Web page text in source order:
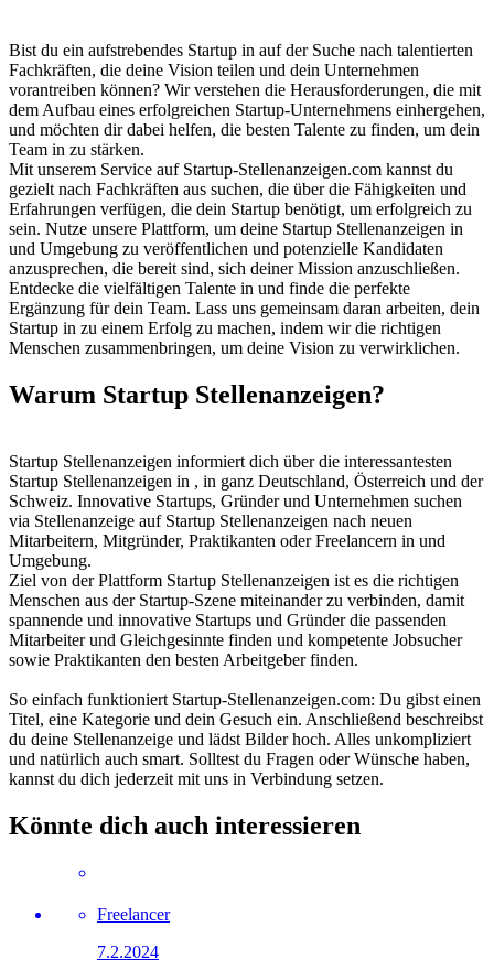
Bist du ein aufstrebendes Startup in auf der Suche nach talentierten
Fachkräften, die deine Vision teilen und dein Unternehmen
vorantreiben können? Wir verstehen die Herausforderungen, die mit
dem Aufbau eines erfolgreichen Startup-Unternehmens einhergehen,
und möchten dir dabei helfen, die besten Talente zu finden, um dein
Team in zu stärken.
Mit unserem Service auf Startup-Stellenanzeigen.com kannst du
gezielt nach Fachkräften aus suchen, die über die Fähigkeiten und
Erfahrungen verfügen, die dein Startup benötigt, um erfolgreich zu
sein. Nutze unsere Plattform, um deine Startup Stellenanzeigen in
und Umgebung zu veröffentlichen und potenzielle Kandidaten
anzusprechen, die bereit sind, sich deiner Mission anzuschließen.
Entdecke die vielfältigen Talente in und finde die perfekte
Ergänzung für dein Team. Lass uns gemeinsam daran arbeiten, dein
Startup in zu einem Erfolg zu machen, indem wir die richtigen
Menschen zusammenbringen, um deine Vision zu verwirklichen.
Warum Startup Stellenanzeigen?
Startup Stellenanzeigen informiert dich über die interessantesten
Startup Stellenanzeigen in , in ganz Deutschland, Österreich und der
Schweiz. Innovative Startups, Gründer und Unternehmen suchen
via Stellenanzeige auf Startup Stellenanzeigen nach neuen
Mitarbeitern, Mitgründer, Praktikanten oder Freelancern in und
Umgebung.
Ziel von der Plattform Startup Stellenanzeigen ist es die richtigen
Menschen aus der Startup-Szene miteinander zu verbinden, damit
spannende und innovative Startups und Gründer die passenden
Mitarbeiter und Gleichgesinnte finden und kompetente Jobsucher
sowie Praktikanten den besten Arbeitgeber finden.
So einfach funktioniert Startup-Stellenanzeigen.com: Du gibst einen
Titel, eine Kategorie und dein Gesuch ein. Anschließend beschreibst
du deine Stellenanzeige und lädst Bilder hoch. Alles unkompliziert
und natürlich auch smart. Solltest du Fragen oder Wünsche haben,
kannst du dich jederzeit mit uns in Verbindung setzen.
Könnte dich auch interessieren
Freelancer
7.2.2024